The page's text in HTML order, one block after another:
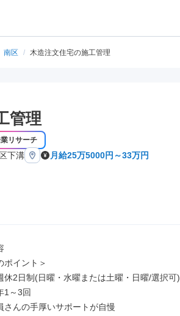
南区 / 木造注文住宅の施工管理
管理
リサーチ
下溝 月給25万5000円～33万円
ポイント＞
休2日制(日曜・水曜または土曜・日曜/選択可)
1～3回
さんの手厚いサポートが自慢